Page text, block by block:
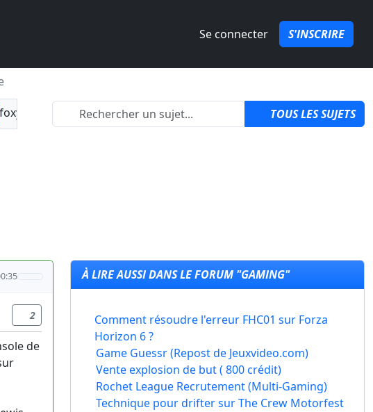
Se connecter S'INSCRIRE
foxylabnyy 2 TOUS LES SUJETS
2
de
À LIRE AUSSI DANS LE FORUM "GAMING"
Comment résoudre l'erreur FHC01 sur Forza
Horizon 6 ?
Game Guessr (Repost de Jeuxvideo.com)
Vente explosion de but ( 800 crédit)
Rochet League Recrutement (Multi-Gaming)
Technique pour drifter sur The Crew Motorfest